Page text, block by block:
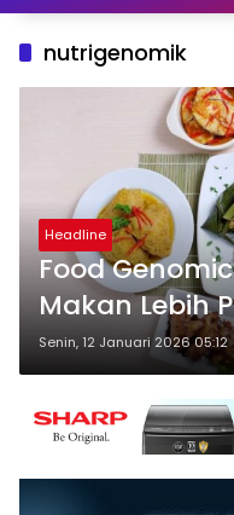
nutrigenomik
Headline
Food
Makan Lebih
Senin, 12 Januari 2026 05:12